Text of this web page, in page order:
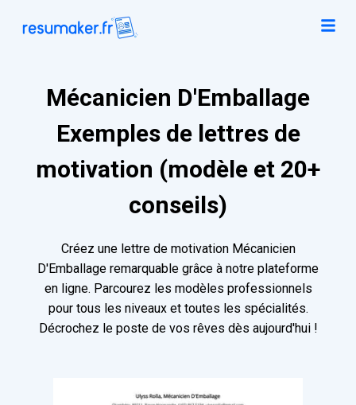
Mécanicien D'Emballage
Exemples de lettres de
motivation (modèle et 20+
conseils)
Créez une lettre de motivation Mécanicien
D'Emballage remarquable grâce à notre plateforme
en ligne. Parcourez les modèles professionnels
pour tous les niveaux et toutes les spécialités.
Décrochez le poste de vos rêves dès aujourd'hui !